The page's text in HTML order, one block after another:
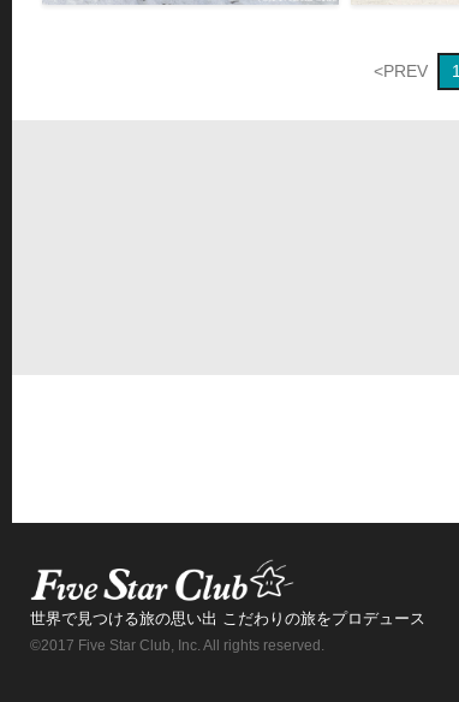
<PREV 1
世界で見つける旅の思い出 こだわりの旅をプロデュース
©2017 Five Star Club, Inc. All rights reserved.